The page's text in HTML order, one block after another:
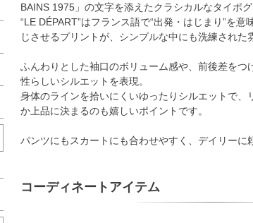
BAINS 1975」の文字を添えたクラシカルなタイポグ
“LE DÉPART”はフランス語で“出発・はじまり”を
じさせるプリントが、シンプルな中にも洗練された
ふんわりとした袖口のボリューム感や、前後差をつ
性らしいシルエットを表現。
身体のラインを拾いにくいゆったりシルエットで、
か上品に決まるのも嬉しいポイントです。
パンツにもスカートにも合わせやすく、デイリーに
コーディネートアイテム